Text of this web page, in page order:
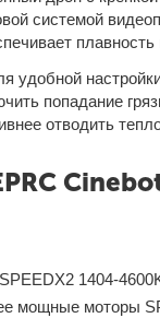
системой
попадание
отводить
1404-
мощные моторы